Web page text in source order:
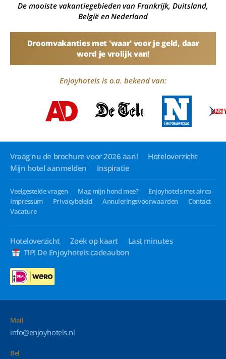
De mooiste vakantiegebieden van Frankrijk, Duitsland,
België en Nederland
Droomvakanties met 'waar' voor je geld, daar
word je vrolijk van!
Enjoyhotels is o.a. bekend van:
Vraag nu de brochure voor 2026 aan!
Hoteloverzicht
Mijn hotel aanmelden
Inspiratie
Veelgestelde vragen Mag mijn hond mee?
Enjoyhotels met airco
Impressum
Privacybeleid Annuleringsvoorwaarden
Contact
Vacature
Hoteloverzicht Zoek op kaart
Last minutes
TIP! De Enjoyhotels cadeaubon
Mail
info@enjoyhotels.nl
Bel